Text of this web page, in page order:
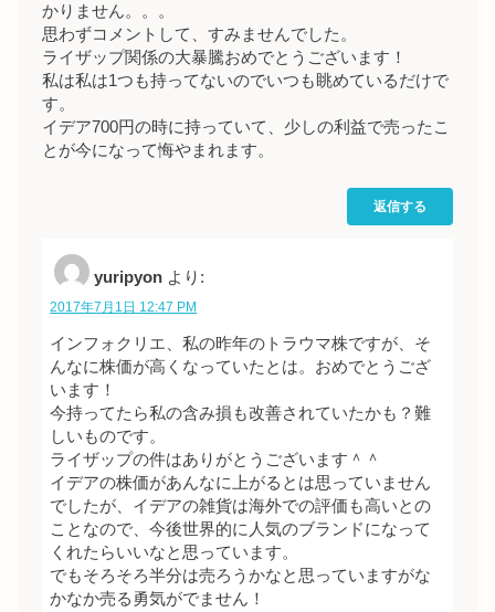
かりません。。。
思わずコメントして、すみませんでした。
ライザップ関係の大暴騰おめでとうございます！
私は私は1つも持ってないのでいつも眺めているだけで
す。
イデア700円の時に持っていて、少しの利益で売ったこ
とが今になって悔やまれます。
返信する
yuripyon より:
2017年7月1日 12:47 PM
インフォクリエ、私の昨年のトラウマ株ですが、そ
んなに株価が高くなっていたとは。おめでとうござ
います！
今持ってたら私の含み損も改善されていたかも？難
しいものです。
ライザップの件はありがとうございます＾＾
イデアの株価があんなに上がるとは思っていません
でしたが、イデアの雑貨は海外での評価も高いとの
ことなので、今後世界的に人気のブランドになって
くれたらいいなと思っています。
でもそろそろ半分は売ろうかなと思っていますがな
かなか売る勇気がでません！